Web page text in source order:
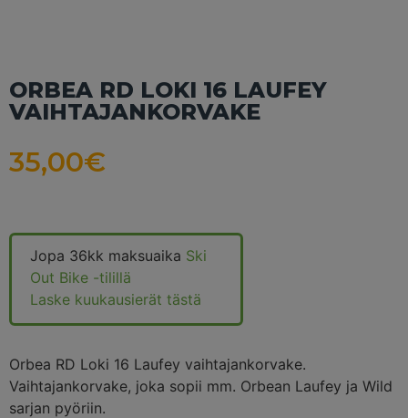
ORBEA RD LOKI 16 LAUFEY
VAIHTAJANKORVAKE
35,00€
Jopa 36kk maksuaika Ski
Out Bike -tilillä
Laske kuukausierät tästä
Orbea RD Loki 16 Laufey vaihtajankorvake.
Vaihtajankorvake, joka sopii mm. Orbean Laufey ja Wild
sarjan pyöriin.